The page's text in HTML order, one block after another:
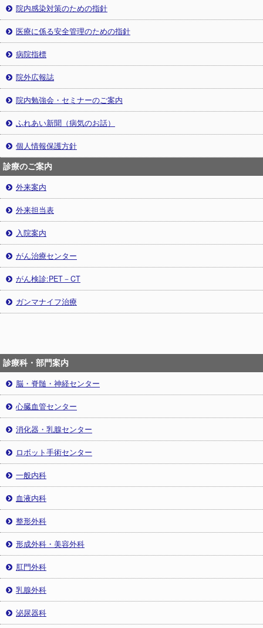
院内感染対策のための指針
医療に係る安全管理のための指針
病院指標
院外広報誌
院内勉強会・セミナーのご案内
ふれあい新聞（病気のお話）
個人情報保護方針
診療のご案内
外来案内
外来担当表
入院案内
がん治療センター
がん検診:PET－CT
ガンマナイフ治療
診療科・部門案内
脳・脊髄・神経センター
心臓血管センター
消化器・乳腺センター
ロボット手術センター
一般内科
血液内科
整形外科
形成外科・美容外科
肛門外科
乳腺外科
泌尿器科